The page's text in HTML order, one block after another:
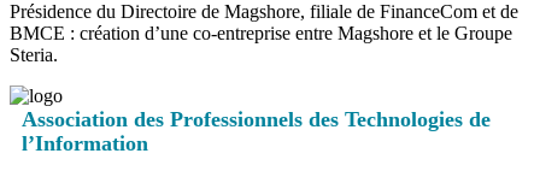
Présidence du Directoire de Magshore, filiale de FinanceCom et de
BMCE : création d’une co-entreprise entre Magshore et le Groupe
Steria.
Association des Professionnels des Technologies de
l’Information